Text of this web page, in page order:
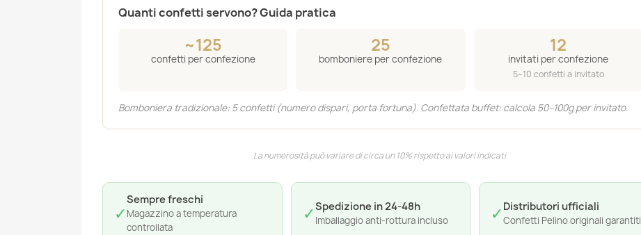
Quanti confetti servono? Guida pratica
~125
confetti per confezione
25
bomboniere per confezione
12
invitati per confezione
5–10 confetti a invitato
Bomboniera tradizionale: 5 confetti (numero dispari, porta fortuna). Confettata buffet: calcola 50–100g per invitato.
La numerosità può variare di circa un 10% rispetto ai valori indicati.
✓
Sempre freschi
Magazzino a temperatura
controllata
✓Spedizione in 24-48h
Imballaggio anti-rottura incluso ✓Distributori ufficiali
Confetti Pelino originali garantiti